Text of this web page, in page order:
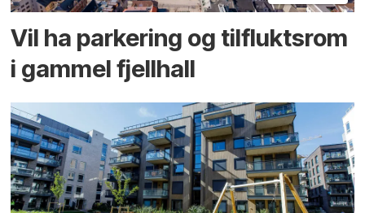
Vil ha parkering og tilflukts­rom
i gammel fjellhall